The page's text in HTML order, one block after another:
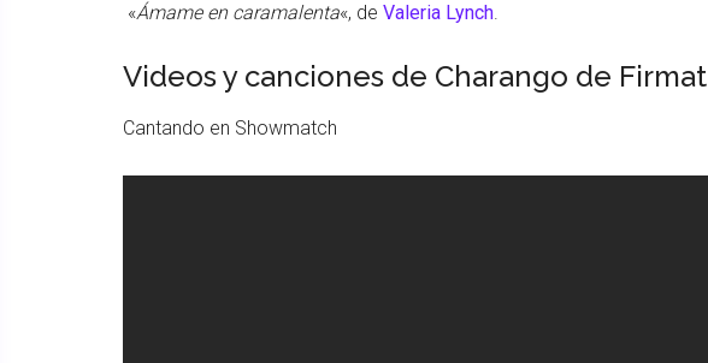
«Ámame en caramalenta«, de Valeria Lynch.
Videos y canciones de Charango de Firmat
Cantando en Showmatch